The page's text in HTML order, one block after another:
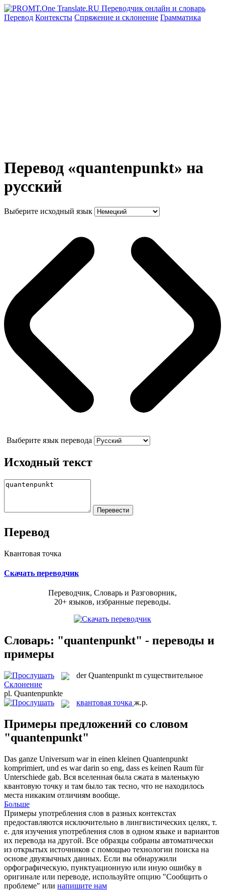
Перевод Контексты Спряжение и склонение Грамматика
Перевод «quantenpunkt» на
русский
Выберите исходный язык
Выберите язык перевода
Исходный текст
Перевод
Квантовая точка
Скачать переводчик
Переводчик, Словарь и Разговорник,
20+ языков, избранные переводы.
Словарь: "quantenpunkt" - переводы и
примеры
derQuantenpunkt m существительное
Склонение
pl. Quantenpunkte
квантовая точка ж.р.
Примеры предложений со словом
"quantenpunkt"
Das ganze Universum war in einen kleinen Quantenpunkt
komprimiert, und es war darin so eng, dass es keinen Raum für
Unterschiede gab. Вся вселенная была сжата в маленькую
квантовую точку и там было так тесно, что не находилось
места никаким отличиям вообще.
Больше
Примеры употребления слов в разных контекстах
предоставляются исключительно в лингвистических целях, т.
е. для изучения употребления слов в одном языке и вариантов
их перевода на другой. Все образцы собраны автоматически
из открытых источников с помощью технологии поиска на
основе двуязычных данных. Если вы обнаружили
орфографическую, пунктуационную или иную ошибку в
оригинале или переводе, используйте опцию "Сообщить о
проблеме" или напишите нам